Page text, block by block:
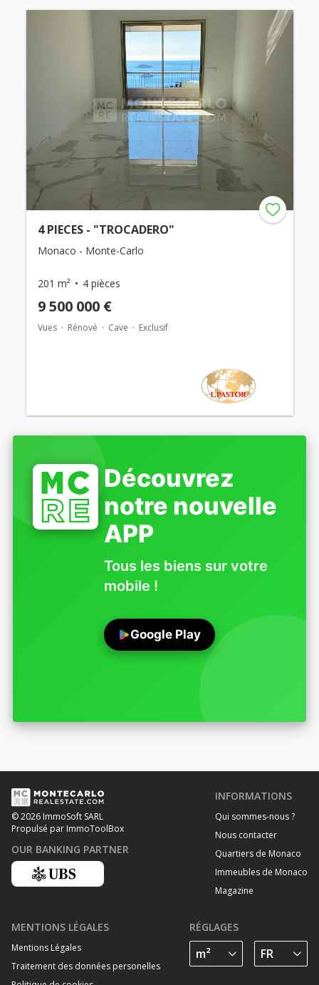
4 PIECES - "TROCADERO"
Monaco - Monte-Carlo
201 m² 4 pièces
9 500 000 €
Vues Rénové Cave Exclusif
Découvrez
notre nouvelle
APP
Tous les biens sur votre
mobile !
Google Play
© 2026 ImmoSoft SARL
Propulsé par ImmoToolBox
OUR BANKING PARTNER
INFORMATIONS
Qui sommes-nous ?
Nous contacter
Quartiers de Monaco
Immeubles de Monaco
Magazine
MENTIONS LÉGALES
Mentions Légales
Traitement des données personelles
RÉGLAGES